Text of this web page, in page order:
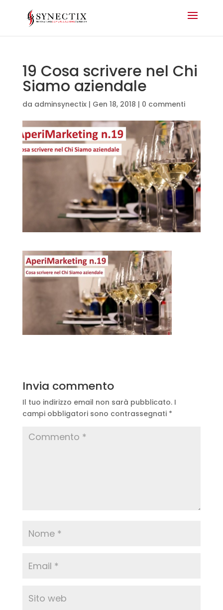
19 Cosa scrivere nel Chi
Siamo aziendale
da adminsynectix| Gen 18, 2018 | 0 commenti
Invia commento
Il tuo indirizzo email non sarà pubblicato. I
campi obbligatori sono contrassegnati *